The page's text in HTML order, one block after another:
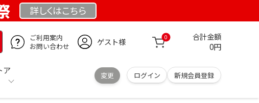
詳しくはこちら
ご利用案内
お問い合わせ
ゲスト様 0 合計金額
0円
ア
変更 ログイン 新規会員登録